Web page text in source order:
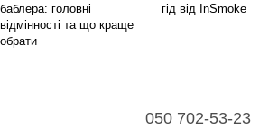
баблера: головні
відмінності та що краще
обрати
гід від InSmoke
050 702-53-23